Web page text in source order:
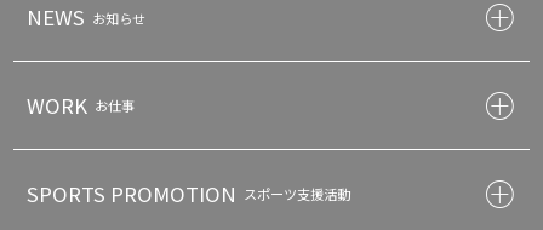
NEWS お知らせ
WORK お仕事
SPORTS PROMOTION スポーツ支援活動